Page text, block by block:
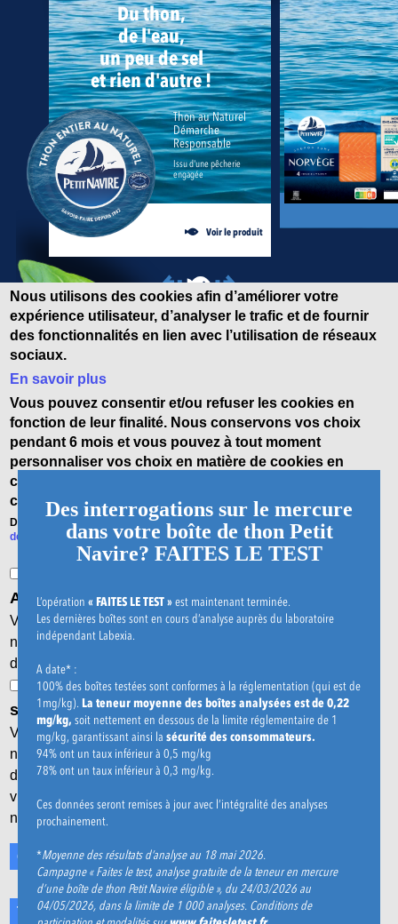
Du thon,
de l'eau,
un peu de sel
et rien d'autre !
Thon au Naturel
Démarche
Responsable
Issu d'une pêcherie
engagée
Voir le produit
Charte de confidentialité
Gestion des cookies
communication le cas échéant, peuvent faire l’objet
d’une consigne tri. Pour en savoir plus :
www.consignesdetri.fr
Pour votre santé, mangez au moins cinq fruits et
légumes par jour. www.mangerbouger.fr
Des interrogations sur le mercure
dans votre boîte de thon Petit
Navire? FAITES LE TEST
Content
L’opération « FAITES LE TEST »est maintenant terminée.
Les dernières boîtes sont en cours d’analyse auprès du laboratoire
indépendant Labexia.
A date* :
100% des boîtes testées sont conformes à la réglementation (qui est de
1mg/kg). La teneur moyenne des boîtes analysées est de 0,22
mg/kg, soit nettement en dessous de la limite réglementaire de 1
mg/kg, garantissant ainsi la sécurité des consommateurs.
94% ont un taux inférieur à 0,5 mg/kg
78% ont un taux inférieur à 0,3 mg/kg.
Ces données seront remises à jour avec l’intégralité des analyses
prochainement.
*Moyenne des résultats d’analyse au 18 mai 2026.
Campagne « Faites le test, analyse gratuite de la teneur en mercure
d’une boîte de thon Petit Navire éligible », du 24/03/2026 au
04/05/2026, dans la limite de 1 000 analyses. Conditions de
Nous utilisons des cookies afin d’améliorer votre
expérience utilisateur, d’analyser le trafic et de fournir
des fonctionnalités en lien avec l’utilisation de réseaux
sociaux.
En savoir plus
Vous pouvez consentir et/ou refuser les cookies en
fonction de leur finalité. Nous conservons vos choix
pendant 6 mois et vous pouvez à tout moment
personnaliser vos choix en matière de cookies en
cliquant sur le lien en bas de page « Gestion des
cookies ».
Des sociétés tierces utilisent des cookies sur notre site internet.
de confidentialité
Analytics, Google Tag Management
Via ces cookies, ces tiers collecteront les données de
navigation anonymes pour des finalités statistiques,
d’amélioration des performances du site.
Cookies destinés à améliorer l’interactivité du
site : Facebook
Via ces cookies, ces tiers collecteront les données de
navigation pour des finalités statistiques afin de proposer
des publicités qui correspondent aux préférences des
visiteurs telles qu’elles peuvent être déduites de leur
navigation en ligne.
Conserver mes préférences
Tout accepter Tout refuser